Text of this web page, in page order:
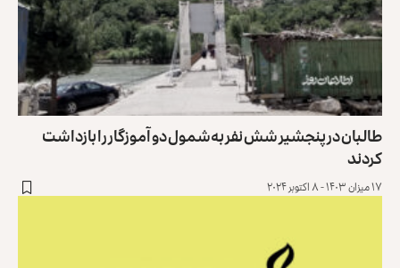
طالبان در پنجشیر شش نفر به‌شمول دو آموزگار را بازداشت
کردند
۱۷ میزان ۱۴۰۳ - ۸ اکتوبر ۲۰۲۴